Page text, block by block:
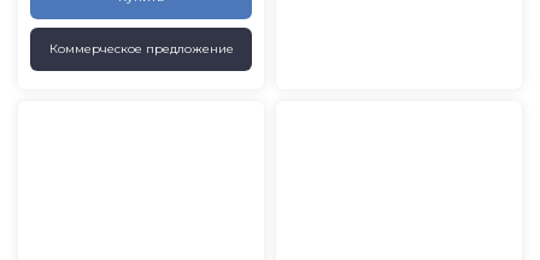
Коммерческое предложение